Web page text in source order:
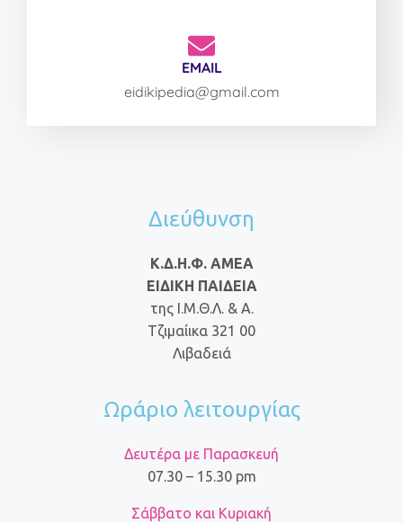
EMAIL
eidikipedia@gmail.com
Διεύθυνση
Κ.Δ.Η.Φ. ΑΜΕΑ
ΕΙΔΙΚΗ ΠΑΙΔΕΙΑ
της Ι.Μ.Θ.Λ. & Α.
Τζιμαίικα 321 00
Λιβαδειά
Ωράριο λειτουργίας
Δευτέρα με Παρασκευή
07.30 – 15.30 pm
Σάββατο και Κυριακή